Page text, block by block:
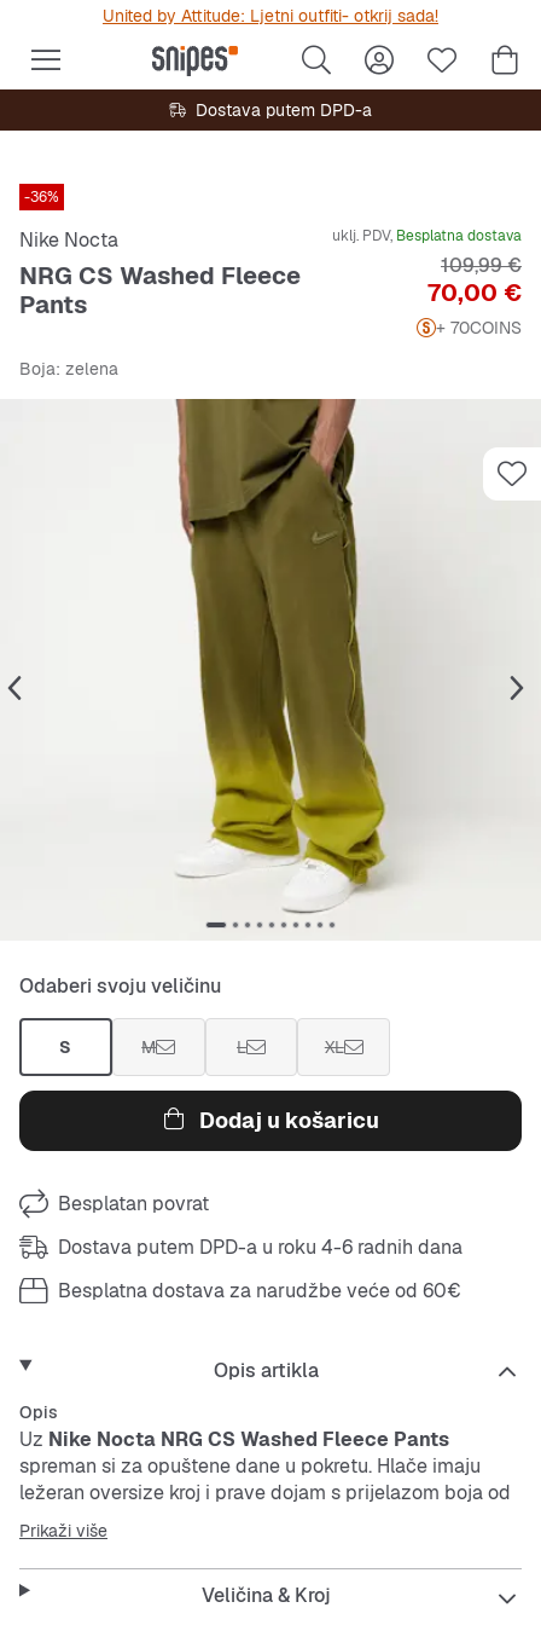
United by Attitude: Ljetni outfiti- otkrij sada!
Dostava putem DPD-a
-36%
Nike Nocta
NRG CS Washed Fleece
Pants
uklj. PDV, Besplatna dostava
Cijena
70,00 €
Originalna
109,99 €
+ 70COINS
Boja: zelena
Odaberi svoju veličinu
S M L XL
Dodaj u košaricu
Besplatan povrat
Dostava putem DPD-a u roku 4-6 radnih dana
Besplatna dostava za narudžbe veće od 60€
Opis artikla
Opis
Uz Nike Nocta NRG CS Washed Fleece Pants
spreman si za opuštene dane u pokretu. Hlače imaju
ležeran oversize kroj i prave dojam s prijelazom boja od
maslinasto zelene do žute. Čvrste su i jednostavne za
održavanje – savršene za tvoj svakodnevni stil.
Prikaži više
Veličina & Kroj